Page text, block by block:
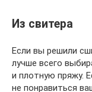
Из свитера
Если вы решили
лучше всего
и плотную пряжу.
не понравиться